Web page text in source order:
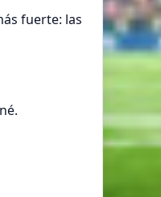
fuerte: las